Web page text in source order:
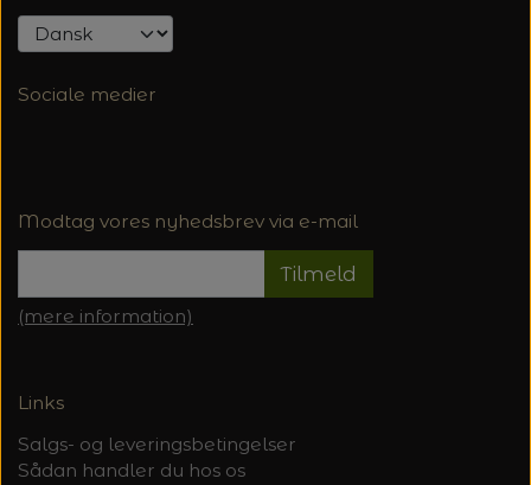
Sociale medier
Modtag vores nyhedsbrev via e-mail
Tilmeld
(mere information)
Links
Salgs- og leveringsbetingelser
Sådan handler du hos os